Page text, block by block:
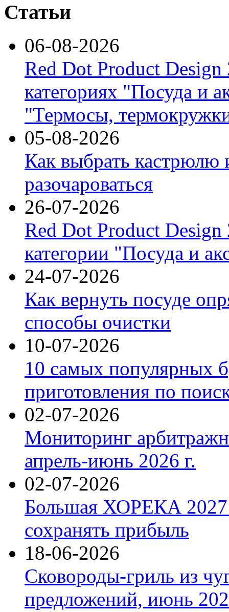
Статьи
06-08-2026
Red Dot Product Design
категориях "Посуда и
"Термосы,
05-08-2026
Как выбрать кастрюлю
разочароваться
26-07-2026
Red Dot Product Design
категории "Посуда и
24-07-2026
Как вернуть посуде
способы очистки
10-07-2026
10 самых популярных
приготовления по
02-07-2026
Мониторинг
апрель-июнь 2026 г.
02-07-2026
Большая ХОРЕКА 2027:
сохранять прибыль
18-06-2026
Сковороды-гриль из
предложений, июнь